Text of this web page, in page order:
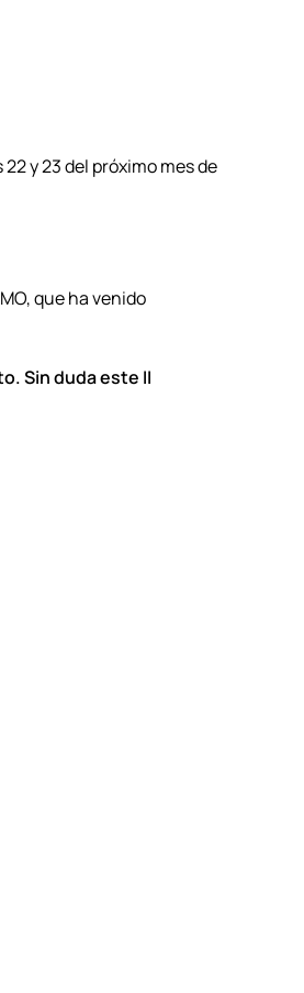
y 23 del próximo mes de
que ha venido
Sin duda este II